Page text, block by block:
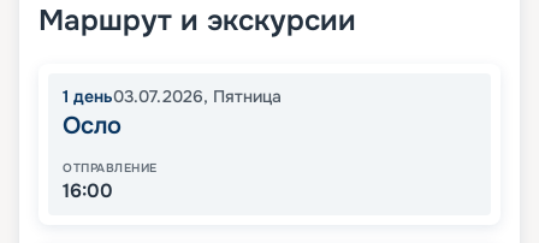
Маршрут и экскурсии
1 день03.07.2026, Пятница
Осло
ОТПРАВЛЕНИЕ
16:00